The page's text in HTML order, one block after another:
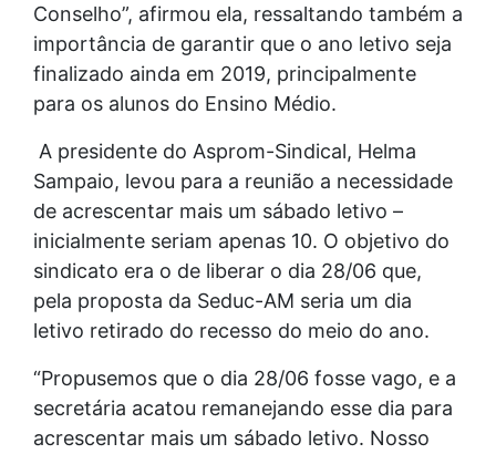
Conselho”, afirmou ela, ressaltando também a
importância de garantir que o ano letivo seja
finalizado ainda em 2019, principalmente
para os alunos do Ensino Médio.
A presidente do Asprom-Sindical, Helma
Sampaio, levou para a reunião a necessidade
de acrescentar mais um sábado letivo –
inicialmente seriam apenas 10. O objetivo do
sindicato era o de liberar o dia 28/06 que,
pela proposta da Seduc-AM seria um dia
letivo retirado do recesso do meio do ano.
“Propusemos que o dia 28/06 fosse vago, e a
secretária acatou remanejando esse dia para
acrescentar mais um sábado letivo. Nosso